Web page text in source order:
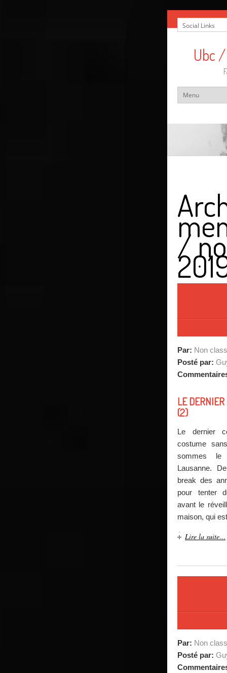
Ubc
/
Par: Non
Posté par:
LE
(2)
Le dernier
costume
sommes
Lausanne.
break des
pour tenter
avant le
maison, qui
Lire la suite…
Par: Non
Posté par: